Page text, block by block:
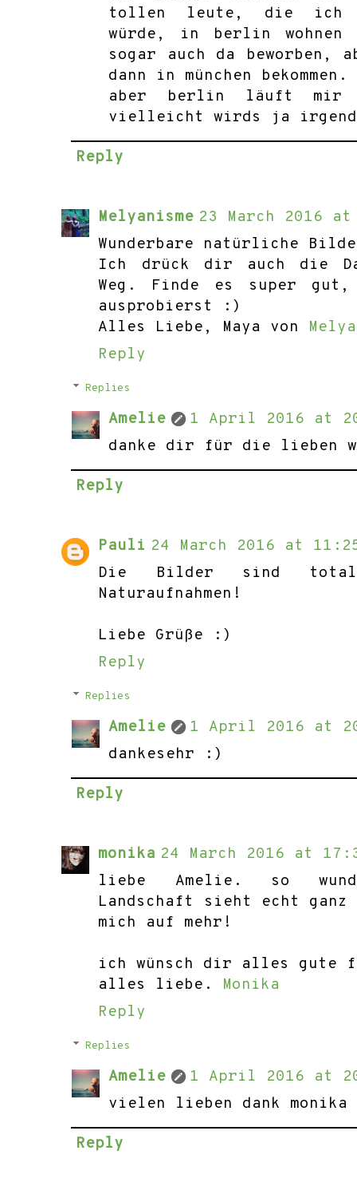
tollen leute, die ich
würde, in berlin
sogar auch da beworben,
dann in münchen bekommen.
aber berlin läuft mir
vielleicht wirds ja
Reply
Melyanisme 23 March 2016
Wunderbare natürliche
Ich drück dir auch die
Weg. Finde es super gut,
ausprobierst :)
Alles Liebe, Maya von
Reply
Replies
Amelie
1 April 2016 at
danke dir für die lieben
Reply
Pauli 24 March 2016 at
Die Bilder sind
Naturaufnahmen!
Liebe Grüße :)
Reply
Replies
Amelie
1 April 2016 at
dankesehr :)
Reply
monika 24 March 2016 at
liebe Amelie. so
Landschaft sieht echt
mich auf mehr!
ich wünsch dir alles gute
alles liebe. Monika
Reply
Replies
Amelie
1 April 2016 at
vielen lieben dank monika
Reply